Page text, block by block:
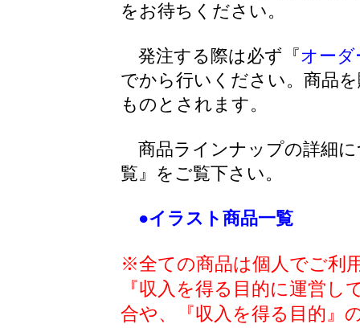
をお待ちください。
発注する際は必ず『オーダ
でから行いください。商品
ものとされます。
商品ラインナップの詳細
覧』をご覧下さい。
●イラスト商品一覧
※全ての商品は個人でご利
『収入を得る目的に運営
合や、『収入を得る目的』